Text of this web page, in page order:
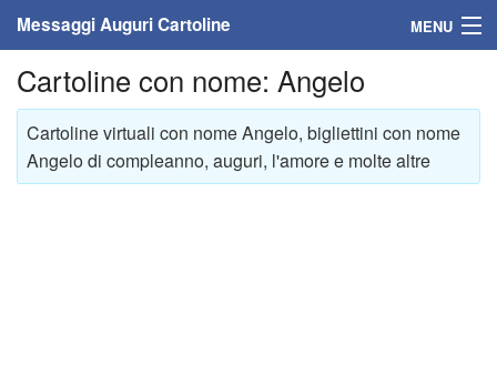
Messaggi Auguri Cartoline MENU
Home
Messaggi
Cartoline
Cartoline con nome: Angelo
Cartoline virtuali con nome Angelo, bigliettini con nome
Angelo di compleanno, auguri, l'amore e molte altre